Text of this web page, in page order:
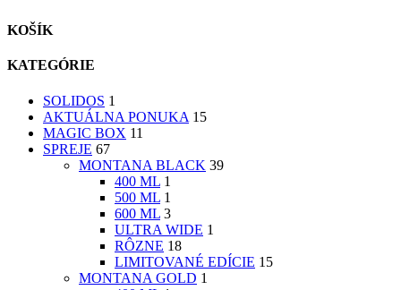
KOŠÍK
KATEGÓRIE
SOLIDOS 1
AKTUÁLNA PONUKA 15
MAGIC BOX 11
SPREJE 67
MONTANA BLACK 39
400 ML 1
500 ML 1
600 ML 3
ULTRA WIDE 1
RÔZNE 18
LIMITOVANÉ EDÍCIE 15
MONTANA GOLD 1